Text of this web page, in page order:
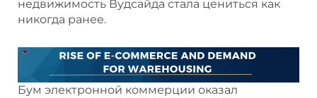
недвижимость Вудсайда стала цениться как
никогда ранее.
Бум электронной коммерции оказал